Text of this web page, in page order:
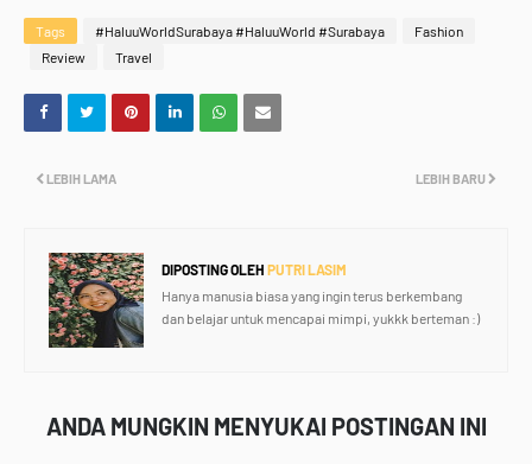
Tags #HaluuWorldSurabaya #HaluuWorld #Surabaya
Fashion
Review
Travel
LEBIH BARU
LEBIH LAMA
DIPOSTING OLEH PUTRI LASIM
Hanya manusia biasa yang ingin terus berkembang
dan belajar untuk mencapai mimpi, yukkk berteman :)
ANDA MUNGKIN MENYUKAI POSTINGAN INI